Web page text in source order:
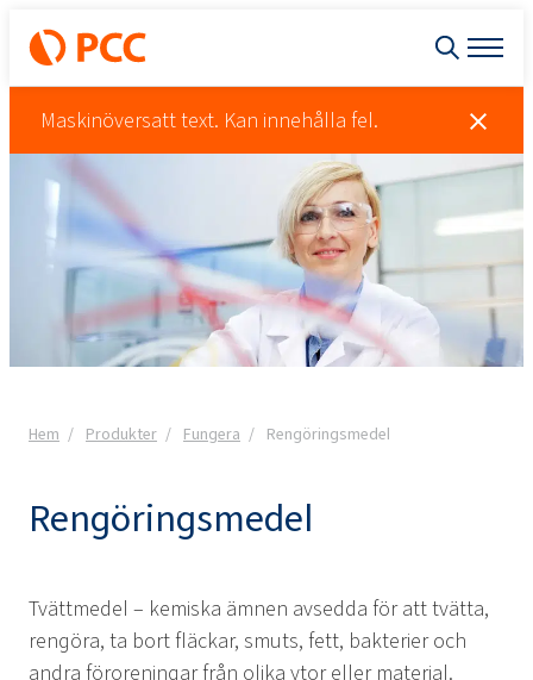
Maskinöversatt text. Kan innehålla fel.
Hem Produkter Fungera Rengöringsmedel
Rengöringsmedel
Tvättmedel – kemiska ämnen avsedda för att tvätta,
rengöra, ta bort fläckar, smuts, fett, bakterier och
andra föroreningar från olika ytor eller material.